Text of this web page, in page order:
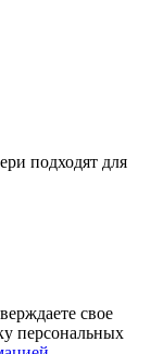
подходят для
свое
персональных